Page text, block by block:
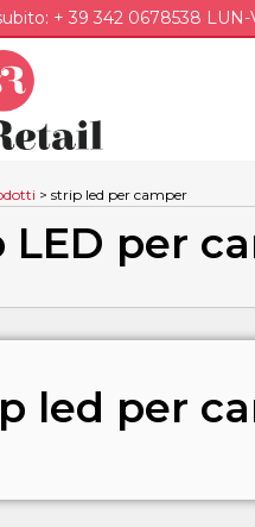
+ 39 342 0678538
> strip led per camper
LED per
led per